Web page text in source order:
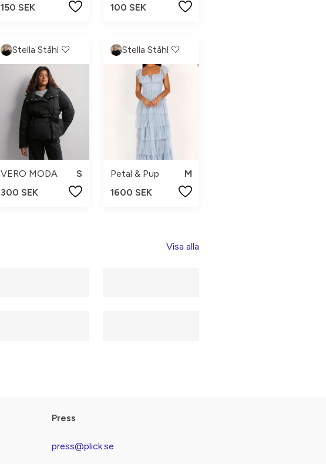
150 SEK
100 SEK
Stella Ståhl 🤍
VERO MODA
S
300 SEK
Stella Ståhl 🤍
Petal & Pup
M
1600 SEK
Visa alla
Press
press@plick.se